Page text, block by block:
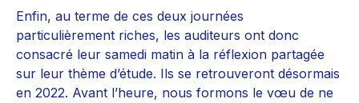
Enfin, au terme de ces deux journées
particulièrement riches, les auditeurs ont donc
consacré leur samedi matin à la réflexion partagée
sur leur thème d’étude. Ils se retrouveront désormais
en 2022. Avant l’heure, nous formons le vœu de ne